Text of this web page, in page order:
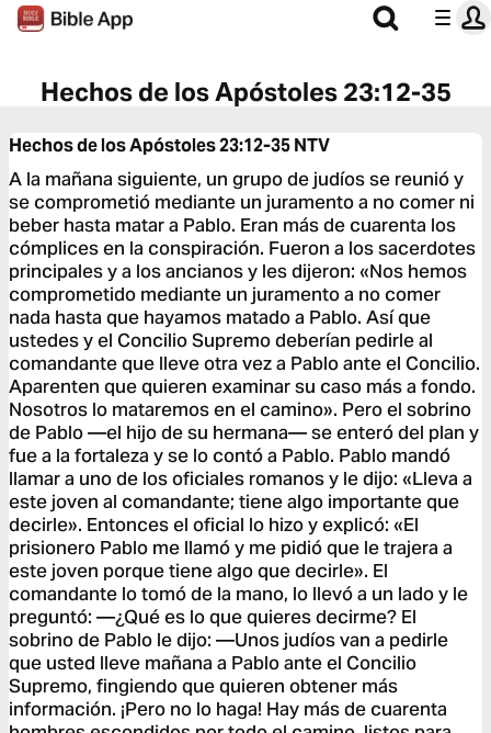
Hechos de los Apóstoles 23:12-35
Hechos de los Apóstoles 23:12-35NTV
A la mañana siguiente, un grupo de judíos se reunió y
se comprometió mediante un juramento a no comer ni
beber hasta matar a Pablo. Eran más de cuarenta los
cómplices en la conspiración. Fueron a los sacerdotes
principales y a los ancianos y les dijeron: «Nos hemos
comprometido mediante un juramento a no comer
nada hasta que hayamos matado a Pablo. Así que
ustedes y el Concilio Supremo deberían pedirle al
comandante que lleve otra vez a Pablo ante el Concilio.
Aparenten que quieren examinar su caso más a fondo.
Nosotros lo mataremos en el camino». Pero el sobrino
de Pablo —el hijo de su hermana— se enteró del plan y
fue a la fortaleza y se lo contó a Pablo. Pablo mandó
llamar a uno de los oficiales romanos y le dijo: «Lleva a
este joven al comandante; tiene algo importante que
decirle». Entonces el oficial lo hizo y explicó: «El
prisionero Pablo me llamó y me pidió que le trajera a
este joven porque tiene algo que decirle». El
comandante lo tomó de la mano, lo llevó a un lado y le
preguntó: —¿Qué es lo que quieres decirme? El
sobrino de Pablo le dijo: —Unos judíos van a pedirle
que usted lleve mañana a Pablo ante el Concilio
Supremo, fingiendo que quieren obtener más
información. ¡Pero no lo haga! Hay más de cuarenta